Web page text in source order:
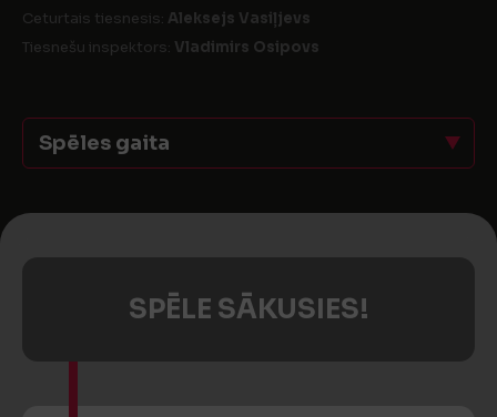
Ceturtais tiesnesis: Aleksejs Vasiļjevs
Tiesnešu inspektors: Vladimirs Osipovs
Spēles gaita
SPĒLE SĀKUSIES!